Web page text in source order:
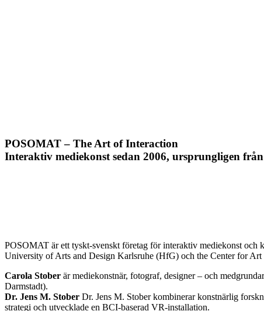
POSOMAT – The Art of Interaction
Interaktiv mediekonst sedan 2006, ursprungligen
POSOMAT är ett tyskt-svenskt företag för interaktiv mediekonst och
University of Arts and Design Karlsruhe (HfG) och the Center for
Carola Stober är mediekonstnär, fotograf, designer – och
Darmstadt).
Dr. Jens M. Stober Dr. Jens M. Stober kombinerar konstnärlig
strategi och utvecklade en BCI-baserad VR-installation.